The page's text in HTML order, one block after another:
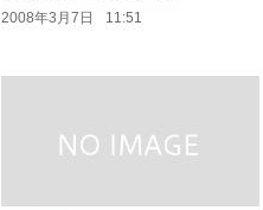
2008年3月7日 11:51